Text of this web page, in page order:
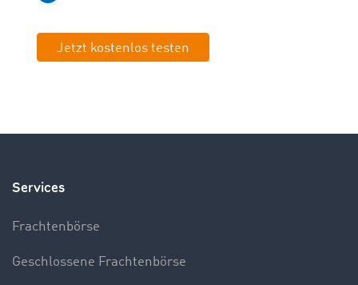
Jetzt kostenlos testen
Services
Frachtenbörse
Geschlossene Frachtenbörse